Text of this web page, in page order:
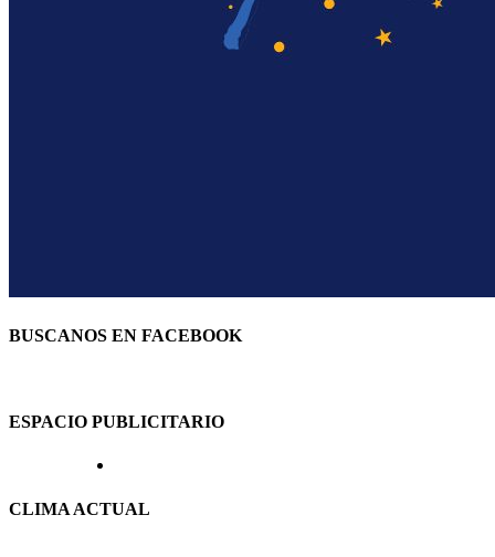
BUSCANOS EN FACEBOOK
ESPACIO PUBLICITARIO
CLIMA ACTUAL